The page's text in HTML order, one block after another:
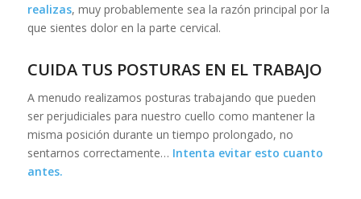
realizas, muy probablemente sea la razón principal por la
que sientes dolor en la parte cervical.
CUIDA TUS POSTURAS EN EL TRABAJO
A menudo realizamos posturas trabajando que pueden
ser perjudiciales para nuestro cuello como mantener la
misma posición durante un tiempo prolongado, no
sentarnos correctamente… Intenta evitar esto cuanto
antes.